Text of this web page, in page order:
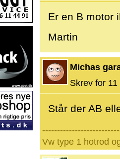
Er en B motor
Martin
Michas
Skrev for
Står der AB
Vw type 1 hotrod